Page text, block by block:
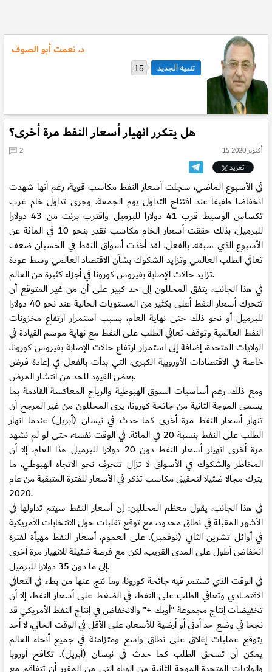
د. نعمت أبو الصوف
15
هل يتكرر انهيار أسعار النفط مرة أخرى؟
15 أكتوبر 2020
2
تغريد
في الأسبوع الماضي، سجلت أسعار النفط مكاسب قوية، رغم أنها شهدت
انخفاضا طفيفا عند افتتاح التداول يوم الجمعة. وجرى تداول خام غرب
تكساس الوسيط قرب 41 دولارا للبرميل واقترب برنت من 43 دولارا
للبرميل، بذلك حققت أسعار الخام مكاسب تقدر بنحو 10 في المائة عن
الأسبوع الذي سبقه. بالفعل، لقد أخذت أسواق النفط في الحسبان ضعف
تعافي الطلب العالمي وتزايد الشكوك بشأن الاقتصاد العالمي وسط عودة
تزايد حالات الإصابة بفيروس كورونا في أجزاء كثيرة من العالم.
في هذا الجانب، يتفق المحللون إلى حد كبير على أن من غير المتوقع أن
تتحرك أسعار النفط أعلى بكثير من المستويات الحالية عند نحو 40 دولارا
للبرميل أو نحو ذلك حتى نهاية العام، بسبب استمرار ارتفاع مخزونات
النفط العالمية وتوقف تعافي الطلب على النفط مع نهاية موسم القيادة في
الولايات المتحدة، إضافة إلى استمرار ارتفاع حالات الإصابة بفيروس كورونا،
خاصة في الاقتصادات الأوروبية الكبرى، التي بدأت بالفعل في إعادة فرض
بعض القيود للحد من انتشار المرض.
ومع ذلك، رغم أساسيات السوق الهبوطية والرياح المعاكسة القادمة بما
يسمى الموجة الثانية من جائحة كورونا، يرى المحللون من غير المرجح أن
تنهار أسعار النفط مرة أخرى كما حدث في نيسان (أبريل) عندما انهار
الطلب على النفط بنسبة 20 في المائة. في الوقت نفسه، حتى لو لم نشهد
مرة أخرى انهيار أسعار النفط دون 20 دولارا للبرميل هذا العام، إلا أن
المخاطر والشكوك في الأسواق لا تزال تنحرف نحو الاتجاه الهبوطي، ما
يترك مجالا ضئيلا لتحقيق مكاسب تذكر في الأسعار للفترة المتبقية من عام
2020.
في هذا الجانب، يقول معظم المحللين: إن أسعار النفط سيتم تداولها في
الأشهر المقبلة في نطاق محدود، مع توقع تقلبات حول الانتخابات الأمريكية
في أوائل تشرين الثاني (نوفمبر). على العموم، أسعار النفط مهيأة لفترة
انخفاض أطول على المدى القريب، لكن مع فرصة ضئيلة للانهيار مرة أخرى
إلى ما دون 35 دولارا للبرميل.
في الوقت الذي تستمر فيه جائحة كورونا، وما نتج عنها من بطء في التعافي
الاقتصادي وتعافي الطلب على النفط، في الضغط على أسعار النفط، إلا أن
تخفيضات إنتاج مجموعة "أوبك +" والانخفاض في إنتاج النفط الأمريكي قد
نجحا في وضع حد أدنى أو أرضية للأسعار. على الأقل في الوقت الحالي، لا أحد
يتوقع عمليات إغلاق على نطاق واسع ومتزامنة في جميع أنحاء العالم
يمكن أن تسحق الطلب كما حدث في نيسان (أبريل). تكافح أوروبا
والولايات المتحدة الموجة الثانية من الوباء التي من المقرر أن تتفاقم مع